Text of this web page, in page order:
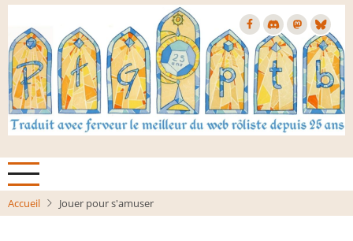
Aller
contenu
principal
Accueil Jouer pour s'amuser